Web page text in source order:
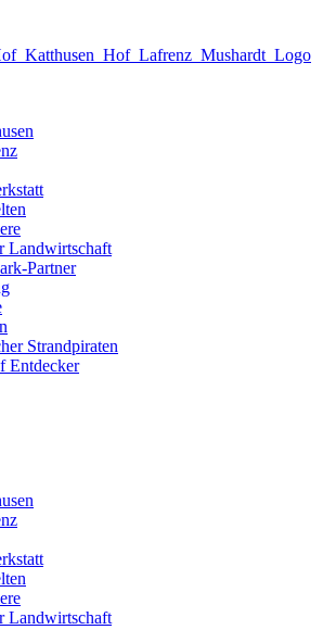
Landwirtschaft
Partner
Strandpiraten
Entdecker
Landwirtschaft